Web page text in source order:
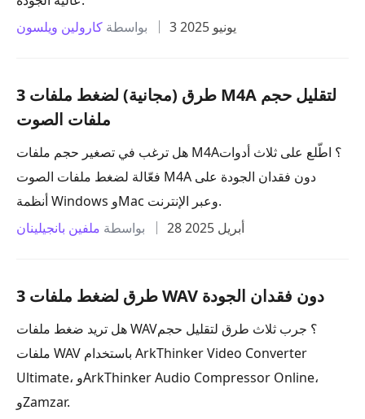
بواسطة كارولين ويلسون 3 يونيو 2025
3 طرق (مجانية) لضغط ملفات M4A لتقليل حجم
ملفات الصوت
هل ترغب في تصغير حجم ملفات M4A؟ اطّلع على ثلاث أدوات
فعّالة لضغط ملفات الصوت M4A دون فقدان الجودة على
أنظمة Windows وMac وعبر الإنترنت.
بواسطة ملفين بانجيلينان 28 أبريل 2025
3 طرق لضغط ملفات WAV دون فقدان الجودة
هل تريد ضغط ملفات WAV؟ جرب ثلاث طرق لتقليل حجم
ملفات WAV باستخدام ArkThinker Video Converter
Ultimate، وArkThinker Audio Compressor Online،
وZamzar.